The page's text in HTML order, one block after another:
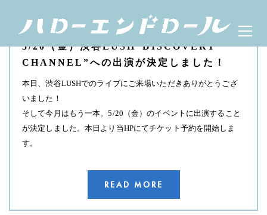
content
ハローエンドロール
OFFICIAL WEBSITEMenu
2022.05.01
5/20（金）渋谷LUSH”DISCOVERY
CHANNEL”への出演が決定しました！
本日、渋谷LUSHでのライブにご来場いただきありがとうござ
いました！
そして今月はもう一本。5/20（金）のイベントに出演すること
が決定しました。本日より当HPにてチケット予約を開始しま
す。
READ MORE